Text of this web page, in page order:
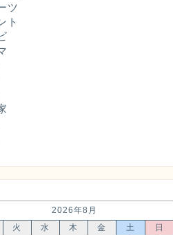
ツ
ト
2026年8月
火 水 木 金 土
日